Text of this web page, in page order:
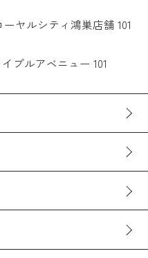
ヤルシティ鴻巣店舗 101
プルアベニュー 101